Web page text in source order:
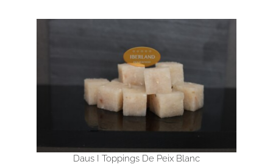
Daus I Toppings De Peix Blanc